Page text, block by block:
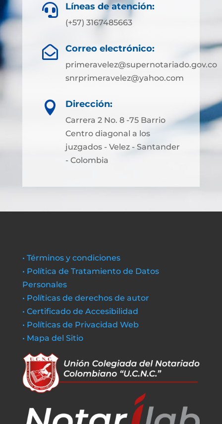
 Líneas de atención:
(+57) 3167485663
 Correo electrónico:
primeravelez@supernotariado.gov.co
snrprimeravelez@yahoo.com
 Dirección:
Carrera 2 No. 8 -75 Barrio
Centro diagonal a los
juzgados - Velez - Santander
- Colombia
• Términos y condiciones
• Política de Tratamiento de Datos
Personales
• Políticas de derechos de autor
• Certificado de Accesibilidad
• Políticas de Privacidad Web
• Mapa del Sitio